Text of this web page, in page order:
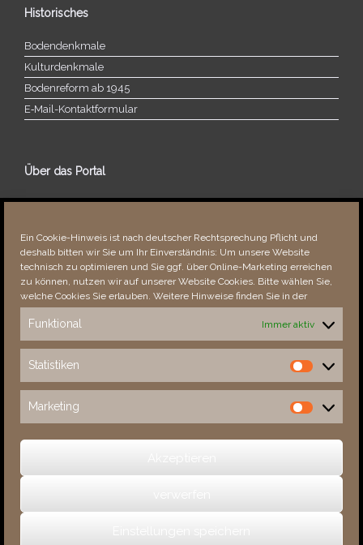
Ein Cookie-Hinweis ist nach deutscher Rechtsprechung Pflicht und
deshalb bitten wir Sie um Ihr Einverständnis: Um unsere Website
technisch zu optimieren und Sie ggf. über Online-Marketing erreichen
zu können, nutzen wir auf unserer Website Cookies. Bitte wählen Sie,
welche Cookies Sie erlauben. Weitere Hinweise finden Sie in der
Funktional Immer aktiv
Statistiken
Statistiken
Marketing
Marketing
Historisches
Bodendenkmale
Kulturdenkmale
Bodenreform ab 1945
E‑Mail-​​Kontaktformular
Über das Portal
Über dieses Portal
Fehler bemerkt?
Besucher seit 08/​2021
This Week
28273